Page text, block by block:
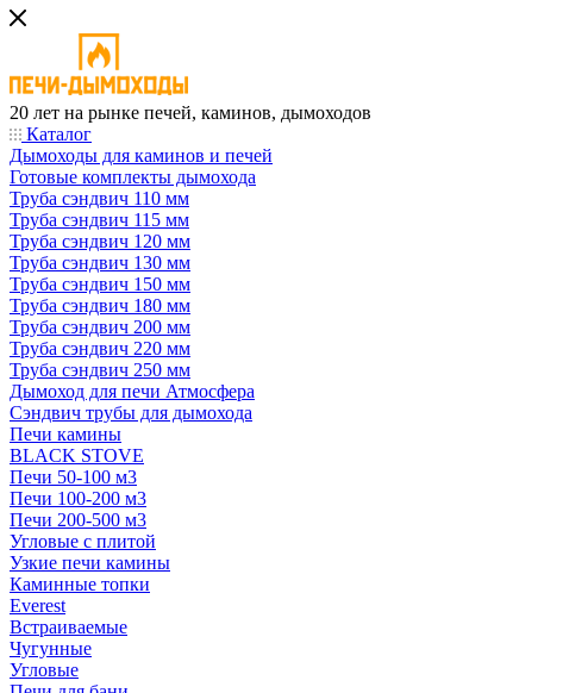
20 лет на рынке печей, каминов, дымоходов
Каталог
Дымоходы для каминов и печей
Готовые комплекты дымохода
Труба сэндвич 110 мм
Труба сэндвич 115 мм
Труба сэндвич 120 мм
Труба сэндвич 130 мм
Труба сэндвич 150 мм
Труба сэндвич 180 мм
Труба сэндвич 200 мм
Труба сэндвич 220 мм
Труба сэндвич 250 мм
Дымоход для печи Атмосфера
Сэндвич трубы для дымохода
Печи камины
BLACK STOVE
Печи 50-100 м3
Печи 100-200 м3
Печи 200-500 м3
Угловые с плитой
Узкие печи камины
Каминные топки
Everest
Встраиваемые
Чугунные
Угловые